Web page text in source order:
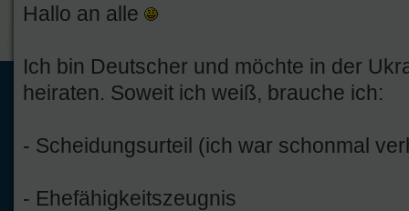
Hallo an alle
Ich bin Deutscher und möchte in der
heiraten. Soweit ich weiß, brauche ich:
- Scheidungsurteil (ich war schonmal
- Ehefähigkeitszeugnis